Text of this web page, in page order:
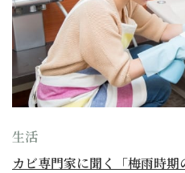
生活
カビ専門家に聞く「梅雨時